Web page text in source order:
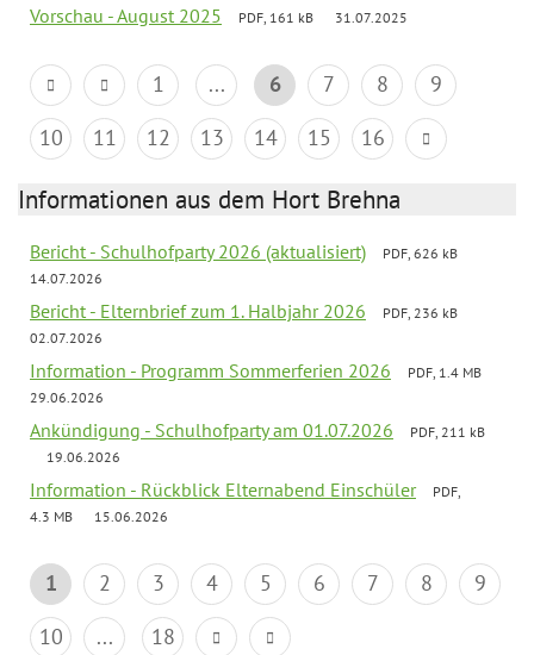
Vorschau - August 2025 PDF, 161 kB 31.07.2025
1 ... 6 7 8
9
10
11 12 13 14 15 16
Informationen aus dem Hort Brehna
Bericht - Schulhofparty 2026 (aktualisiert)
PDF, 626 kB
14.07.2026
Bericht - Elternbrief zum 1. Halbjahr 2026
PDF, 236 kB
02.07.2026
Information - Programm Sommerferien 2026
PDF, 1.4 MB
29.06.2026
Ankündigung - Schulhofparty am 01.07.2026
PDF, 211 kB
19.06.2026
Information - Rückblick Elternabend Einschüler
PDF,
4.3 MB
15.06.2026
1 2 3 4 5 6 7 8
9
10
... 18